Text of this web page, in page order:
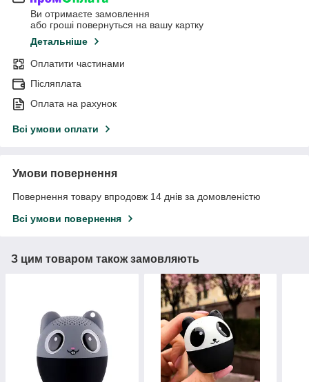
Ви отримаєте замовлення
або гроші повернуться на вашу картку
Детальніше
Оплатити частинами
Післяплата
Оплата на рахунок
Всі умови оплати
Умови повернення
Повернення товару впродовж 14 днів за домовленістю
Всі умови повернення
З цим товаром також замовляють